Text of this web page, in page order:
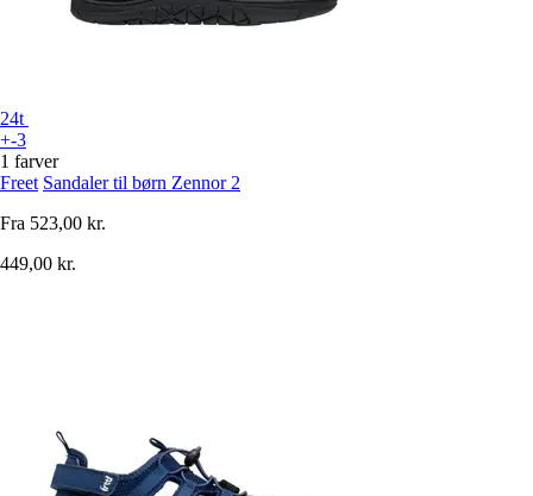
24t
+-3
1 farver
Freet Sandaler til børn Zennor 2
Fra 523,00 kr.
449,00 kr.